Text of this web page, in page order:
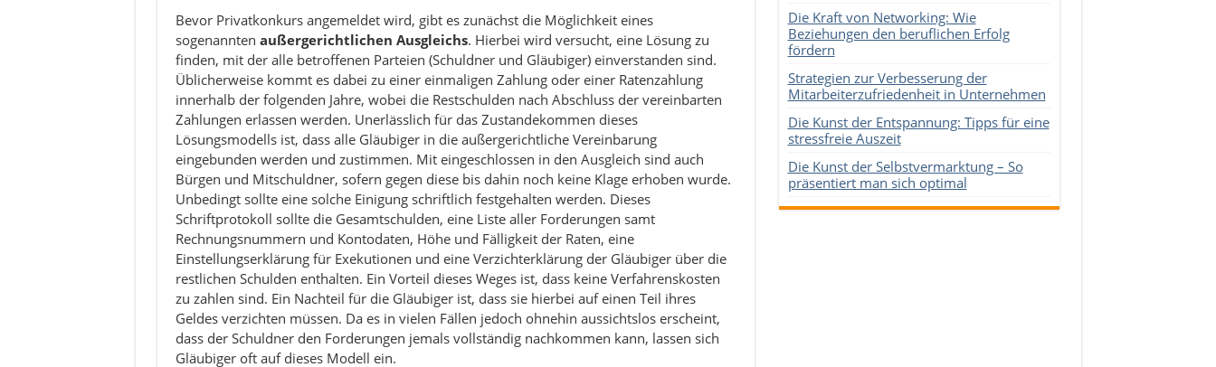
Bevor Privatkonkurs angemeldet wird, gibt es zunächst die Möglichkeit eines
sogenannten außergerichtlichen Ausgleichs. Hierbei wird versucht, eine Lösung zu
finden, mit der alle betroffenen Parteien (Schuldner und Gläubiger) einverstanden sind.
Üblicherweise kommt es dabei zu einer einmaligen Zahlung oder einer Ratenzahlung
innerhalb der folgenden Jahre, wobei die Restschulden nach Abschluss der vereinbarten
Zahlungen erlassen werden. Unerlässlich für das Zustandekommen dieses
Lösungsmodells ist, dass alle Gläubiger in die außergerichtliche Vereinbarung
eingebunden werden und zustimmen. Mit eingeschlossen in den Ausgleich sind auch
Bürgen und Mitschuldner, sofern gegen diese bis dahin noch keine Klage erhoben wurde.
Unbedingt sollte eine solche Einigung schriftlich festgehalten werden. Dieses
Schriftprotokoll sollte die Gesamtschulden, eine Liste aller Forderungen samt
Rechnungsnummern und Kontodaten, Höhe und Fälligkeit der Raten, eine
Einstellungserklärung für Exekutionen und eine Verzichterklärung der Gläubiger über die
restlichen Schulden enthalten. Ein Vorteil dieses Weges ist, dass keine Verfahrenskosten
zu zahlen sind. Ein Nachteil für die Gläubiger ist, dass sie hierbei auf einen Teil ihres
Geldes verzichten müssen. Da es in vielen Fällen jedoch ohnehin aussichtslos erscheint,
dass der Schuldner den Forderungen jemals vollständig nachkommen kann, lassen sich
Gläubiger oft auf dieses Modell ein.
Die Kraft von Networking: Wie
Beziehungen den beruflichen Erfolg
fördern
Strategien zur Verbesserung der
Mitarbeiterzufriedenheit in Unternehmen
Die Kunst der Entspannung: Tipps für eine
stressfreie Auszeit
Die Kunst der Selbstvermarktung – So
präsentiert man sich optimal